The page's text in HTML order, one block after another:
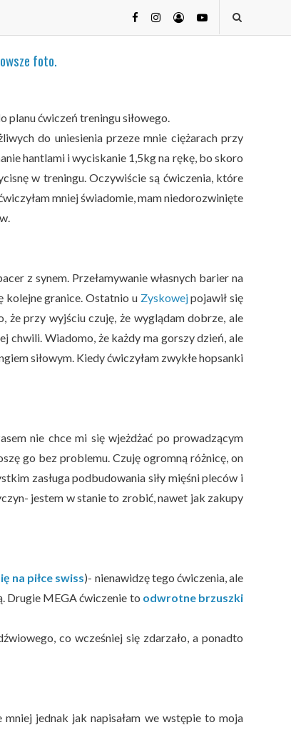
foto.
ćwiczeń treningu siłowego.
do uniesienia przeze mnie ciężarach przy
hantlami i wyciskanie 1,5kg na rękę, bo skoro
w treningu. Oczywiście są ćwiczenia, które
mniej świadomie, mam niedorozwinięte
z synem. Przełamywanie własnych barier na
kolejne granice. Ostatnio u Zyskowejpojawił się
przy wyjściu czuję, że wyglądam dobrze, ale
chwili. Wiadomo, że każdy ma gorszy dzień, ale
siłowym. Kiedy ćwiczyłam zwykłe hopsanki
nie chce mi się wjeżdżać po prowadzącym
go bez problemu. Czuję ogromną różnicę, on
zasługa podbudowania siły mięśni pleców i
jestem w stanie to zrobić, nawet jak zakupy
na piłce swiss)- nienawidzę tego ćwiczenia, ale
Drugie MEGA ćwiczenie to odwrotne brzuszki
co wcześniej się zdarzało, a ponadto
jednak jak napisałam we wstępie to moja